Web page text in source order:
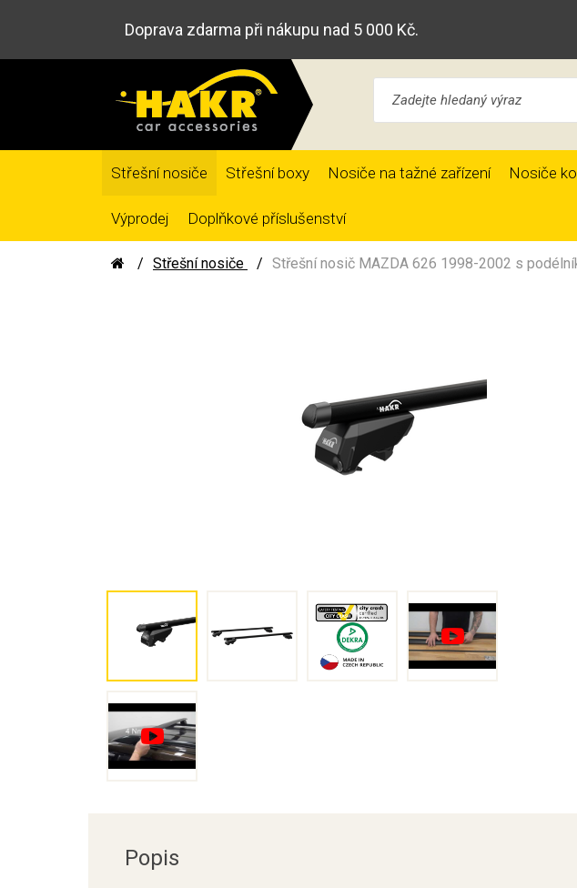
Doprava zdarma při nákupu nad 5 000 Kč.
Střešní nosiče Střešní boxy Nosiče na tažné zařízení Nosiče
Výprodej Doplňkové příslušenství
Střešní nosiče Střešní nosič MAZDA 626 1998-2002 s
Popis